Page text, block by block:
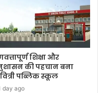
शिक्षा और
की पहचान बना
पब्लिक स्कूल
day ago